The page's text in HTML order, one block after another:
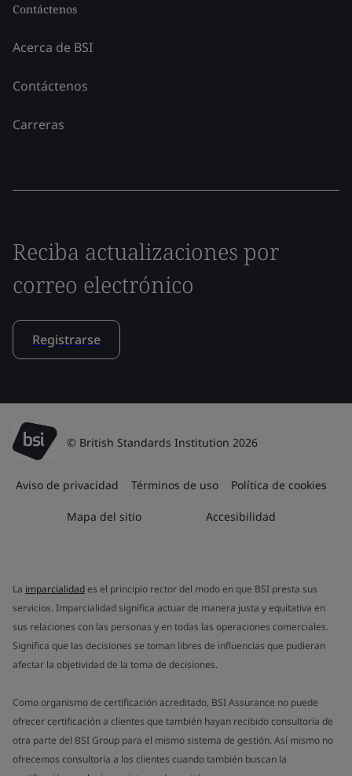
Contáctenos
Acerca de BSI
Contáctenos
Carreras
Reciba actualizaciones por
correo electrónico
Registrarse
© British Standards Institution 2026
Aviso de privacidad Términos de uso Política de cookies
Mapa del sitio Accesibilidad
La imparcialidades el principio rector del modo en que BSI presta sus
servicios. Imparcialidad significa actuar de manera justa y equitativa en
sus relaciones con las personas y en todas las operaciones comerciales.
Significa que las decisiones se toman libres de influencias que pudieran
afectar la objetividad de la toma de decisiones.
Como organismo de certificación acreditado, BSI Assurance no puede
ofrecer certificación a clientes que también hayan recibido consultoría de
otra parte del BSI Group para el mismo sistema de gestión. Así mismo no
ofrecemos consultoría a los clientes cuando también buscan la